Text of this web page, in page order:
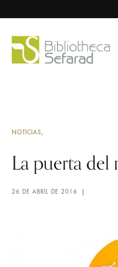
NOTICIAS
La puerta del
26 DE ABRIL DE 2016